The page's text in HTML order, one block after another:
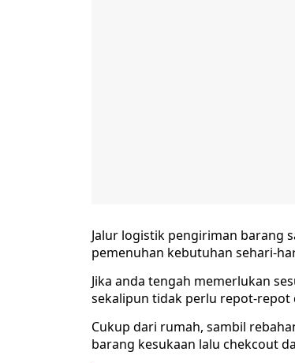
Jalur logistik pengiriman barang
pemenuhan kebutuhan sehari-
Jika anda tengah memerlukan
sekalipun tidak perlu repot-repot
Cukup dari rumah, sambil
barang kesukaan lalu chekcout